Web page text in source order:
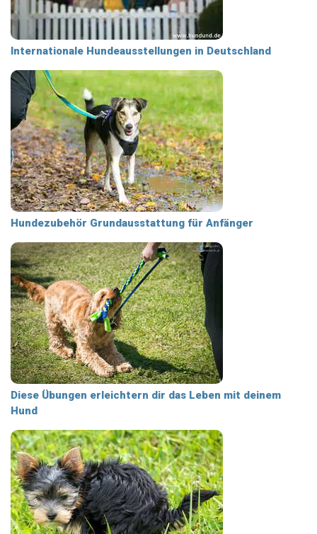
Internationale Hundeausstellungen in Deutschland
Hundezubehör Grundausstattung für Anfänger
Diese Übungen erleichtern dir das Leben mit deinem
Hund